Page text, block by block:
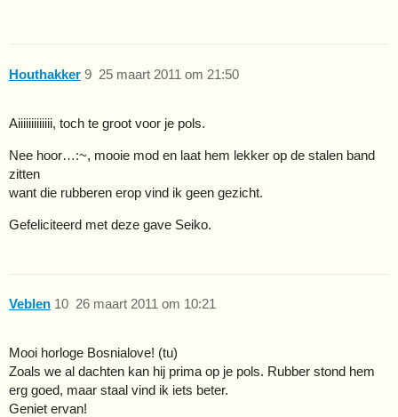
Houthakker 25 maart 2011 om 21:50
9
Aiiiiiiiiiiiii, toch te groot voor je pols.
Nee hoor…:~, mooie mod en laat hem lekker op de stalen band
zitten
want die rubberen erop vind ik geen gezicht.
Gefeliciteerd met deze gave Seiko.
Veblen 26 maart 2011 om 10:21
10
Mooi horloge Bosnialove! (tu)
Zoals we al dachten kan hij prima op je pols. Rubber stond hem
erg goed, maar staal vind ik iets beter.
Geniet ervan!